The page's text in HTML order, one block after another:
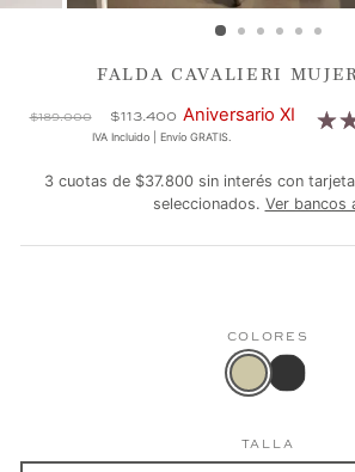
FALDA CAVALIERI
Precio
habitual
$189.000
Precio
de
$113.400 Aniversario XI
IVA Incluido | Envío GRATIS.
3 cuotas de $37.800 sin interés con
seleccionados. Ver bancos
COLORES
Color
actual:
Cavalieri
Falda
Cavalieri
Negra
TALLA